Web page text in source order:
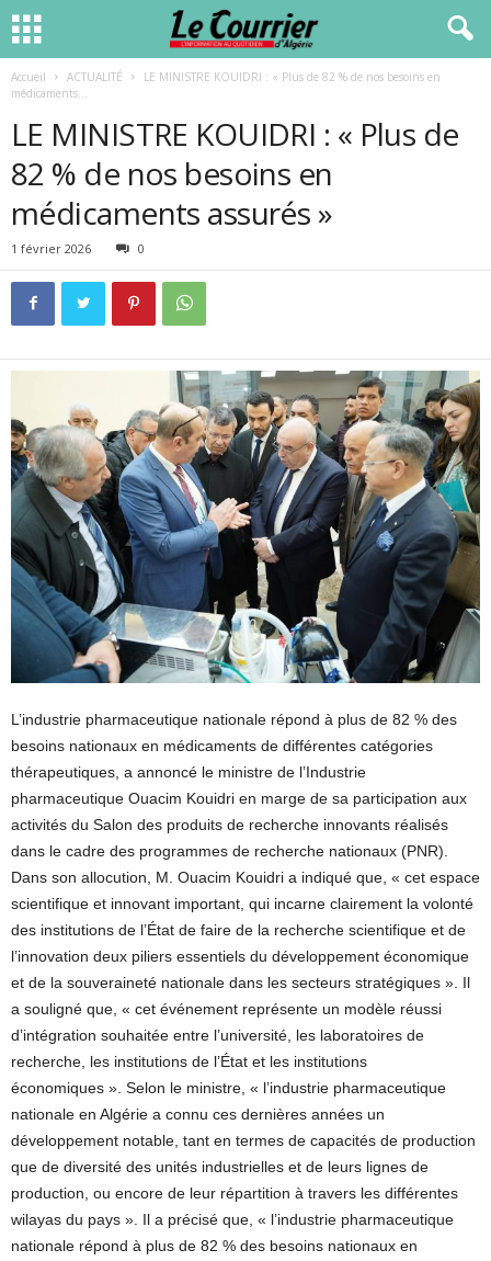
Accueil ACTUALITÉ
LE MINISTRE KOUIDRI : « Plus de 82 % de nos besoins en
médicaments...
LE MINISTRE KOUIDRI : « Plus de
82 % de nos besoins en
médicaments assurés »
1 février 2026 0
L’industrie pharmaceutique nationale répond à plus de 82 % des
besoins nationaux en médicaments de différentes catégories
thérapeutiques, a annoncé le ministre de l’Industrie
pharmaceutique Ouacim Kouidri en marge de sa participation aux
activités du Salon des produits de recherche innovants réalisés
dans le cadre des programmes de recherche nationaux (PNR).
Dans son allocution, M. Ouacim Kouidri a indiqué que, « cet espace
scientifique et innovant important, qui incarne clairement la volonté
des institutions de l’État de faire de la recherche scientifique et de
l’innovation deux piliers essentiels du développement économique
et de la souveraineté nationale dans les secteurs stratégiques ». Il
a souligné que, « cet événement représente un modèle réussi
d’intégration souhaitée entre l’université, les laboratoires de
recherche, les institutions de l’État et les institutions
économiques ». Selon le ministre, « l’industrie pharmaceutique
nationale en Algérie a connu ces dernières années un
développement notable, tant en termes de capacités de production
que de diversité des unités industrielles et de leurs lignes de
production, ou encore de leur répartition à travers les différentes
wilayas du pays ». Il a précisé que, « l’industrie pharmaceutique
nationale répond à plus de 82 % des besoins nationaux en